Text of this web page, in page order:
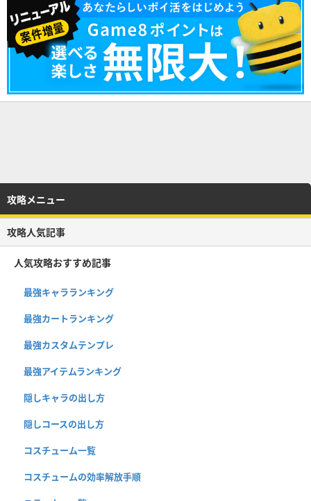
攻略メニュー
攻略人気記事
人気攻略おすすめ記事
最強キャラランキング
最強カートランキング
最強カスタムテンプレ
最強アイテムランキング
隠しキャラの出し方
隠しコースの出し方
コスチューム一覧
コスチュームの効率解放手順